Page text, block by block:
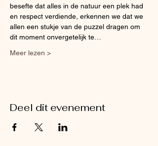
besefte dat alles in de natuur een plek had
en respect verdiende, erkennen we dat we
allen een stukje van de puzzel dragen om
dit moment onvergetelijk te…
Meer lezen >
Deel dit evenement